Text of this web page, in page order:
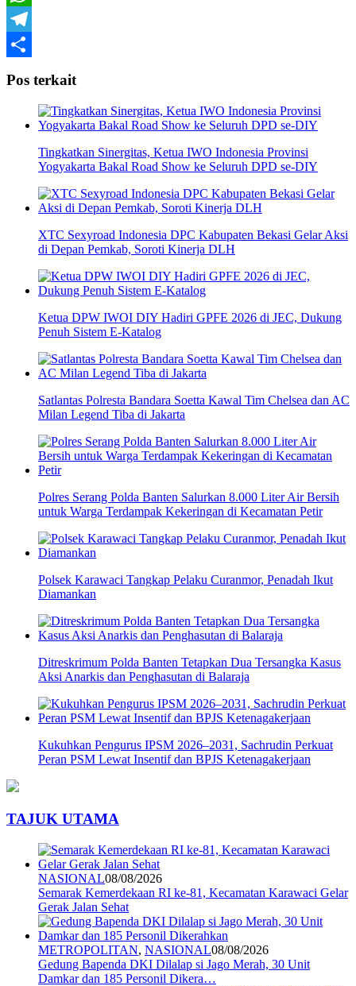
WhatsApp
Telegram
Pos terkait
Tingkatkan Sinergitas, Ketua IWO Indonesia Provinsi
Yogyakarta Bakal Road Show ke Seluruh DPD se-DIY
XTC Sexyroad Indonesia DPC Kabupaten Bekasi Gelar Aksi
di Depan Pemkab, Soroti Kinerja DLH
Ketua DPW IWOI DIY Hadiri GPFE 2026 di JEC, Dukung
Penuh Sistem E-Katalog
Satlantas Polresta Bandara Soetta Kawal Tim Chelsea dan AC
Milan Legend Tiba di Jakarta
Polres Serang Polda Banten Salurkan 8.000 Liter Air Bersih
untuk Warga Terdampak Kekeringan di Kecamatan Petir
Polsek Karawaci Tangkap Pelaku Curanmor, Penadah Ikut
Diamankan
Ditreskrimum Polda Banten Tetapkan Dua Tersangka Kasus
Aksi Anarkis dan Penghasutan di Balaraja
Kukuhkan Pengurus IPSM 2026–2031, Sachrudin Perkuat
Peran PSM Lewat Insentif dan BPJS Ketenagakerjaan
TAJUK UTAMA
NASIONAL08/08/2026
Semarak Kemerdekaan RI ke-81, Kecamatan Karawaci Gelar
Gerak Jalan Sehat
METROPOLITAN, NASIONAL08/08/2026
Gedung Bapenda DKI Dilalap si Jago Merah, 30 Unit
Damkar dan 185 Personil Dikera…